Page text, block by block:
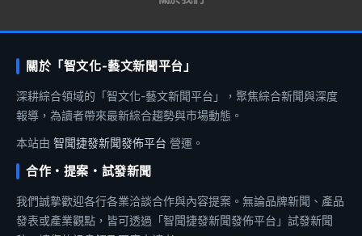
關於「智文化-藝文新聞平台」
深耕綜合領域的「智文化-藝文新聞平台」，聚焦綜合新聞與深度
報導，為讀者帶來最新綜合趨勢與市場動態。
本站由 智聞捷發新聞發佈平台 營運。
合作・提案・試發新聞
我們誠摯歡迎各行各業洽談合作與內容提案。無論品牌新聞、產品
發表或產業觀點，皆可透過「智聞捷發新聞發佈平台」試發新聞